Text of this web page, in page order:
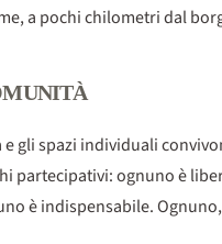
a pochi chilometri dal
gli spazi individuali
partecipativi: ognuno è
è indispensabile.